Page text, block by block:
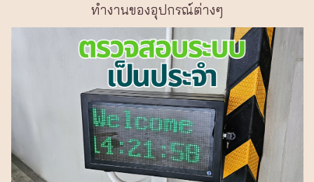
ทำงานของอุปกรณ์ต่างๆ